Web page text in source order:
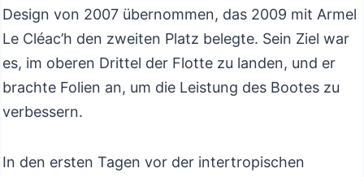
Design von 2007 übernommen, das 2009 mit Armel
Le Cléac’h den zweiten Platz belegte. Sein Ziel war
es, im oberen Drittel der Flotte zu landen, und er
brachte Folien an, um die Leistung des Bootes zu
verbessern.
In den ersten Tagen vor der intertropischen